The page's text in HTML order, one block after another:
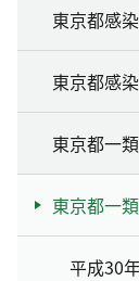
東京都感
東京都感
東京都一
東京都一
平成30